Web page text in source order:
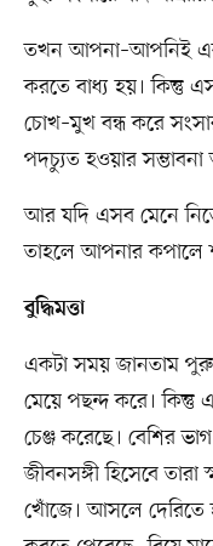
তখন আপনা–আপনিই
করতে বাধ্য হয়। কিন্তু
চোখ–মুখ বন্ধ করে
পদচ্যুত হওয়ার
আর যদি এসব মেনে
তাহলে আপনার কপালে
বুদ্ধিমত্তা
একটা সময় জানতাম
মেয়ে পছন্দ করে। কিন্তু
চেঞ্জ করেছে। বেশির
জীবনসঙ্গী হিসেবে তারা
খোঁজে। আসলে দেরিতে